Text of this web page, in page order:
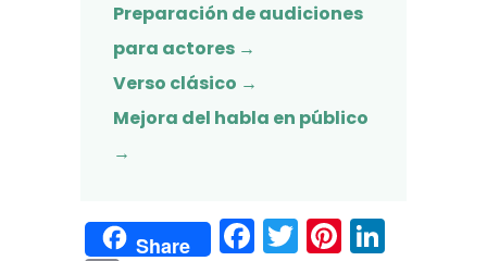
Preparación de audiciones
para actores →
Verso clásico →
Mejora del habla en público
→
Share Facebook
Twitter